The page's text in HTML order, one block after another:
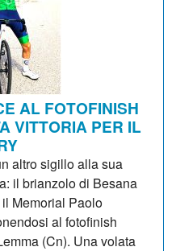
AL FOTOFINISH
VITTORIA PER IL
altro sigillo alla sua
il brianzolo di Besana
Memorial Paolo
al fotofinish
(Cn). Una volata